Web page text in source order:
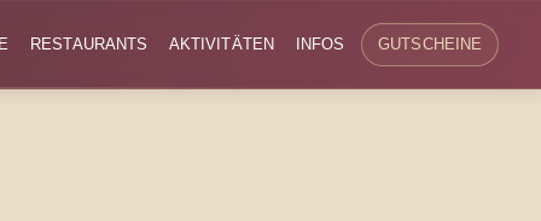
RESTAURANTS AKTIVITÄTEN INFOS GUTSCHEINE